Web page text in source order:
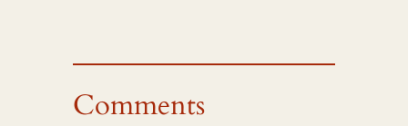
Comments